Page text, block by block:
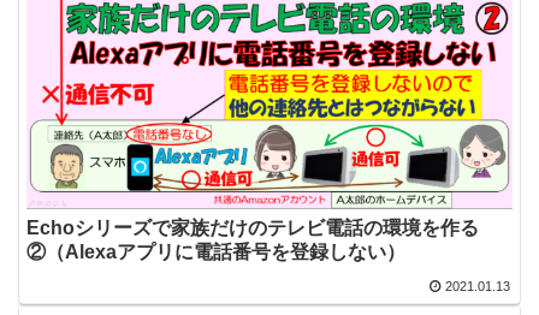
Echoシリーズで家族だけのテレビ電話の環境を作る
②（Alexaアプリに電話番号を登録しない）
2021.01.13